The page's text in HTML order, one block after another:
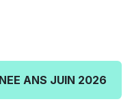
ANS JUIN 2026